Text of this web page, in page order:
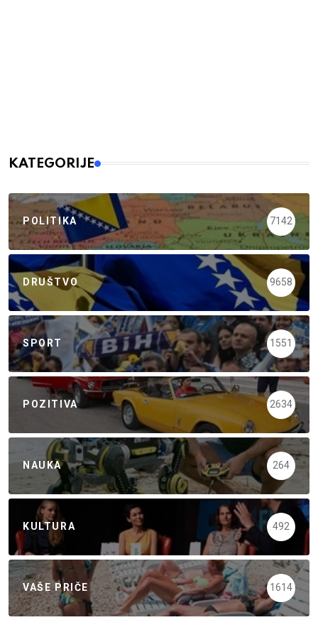
KATEGORIJE
POLITIKA 7142
DRUŠTVO 9658
SPORT 1551
POZITIVA 2634
NAUKA 264
KULTURA 492
VAŠE PRIČE 1614